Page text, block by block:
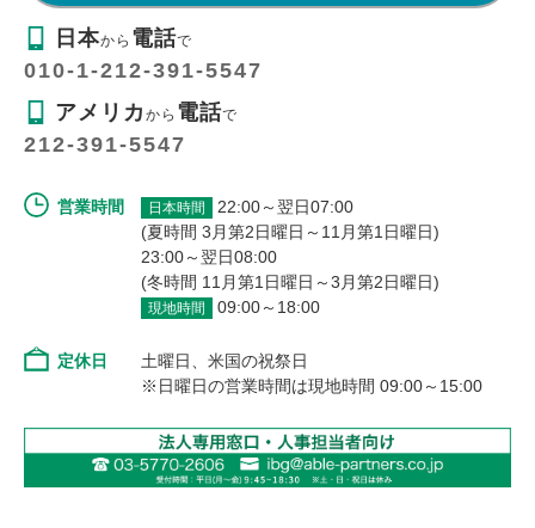
日本から 電話で
010-1-212-391-5547
アメリカから 電話で
212-391-5547
営業時間 日本時間
22:00～翌日07:00
(夏時間 3月第2日曜日～11月第1日曜日)
23:00～翌日08:00
(冬時間 11月第1日曜日～3月第2日曜日)
現地時間 09:00～18:00
定休日
土曜日、米国の祝祭日
※日曜日の営業時間は現地時間 09:00～15:00